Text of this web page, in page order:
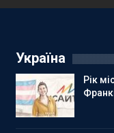
Україна
Рік